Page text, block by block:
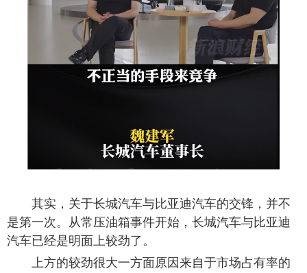
其实，关于长城汽车与比亚迪汽车的交锋，并不
是第一次。从常压油箱事件开始，长城汽车与比亚迪
汽车已经是明面上较劲了。
上方的较劲很大一方面原因来自于市场占有率的